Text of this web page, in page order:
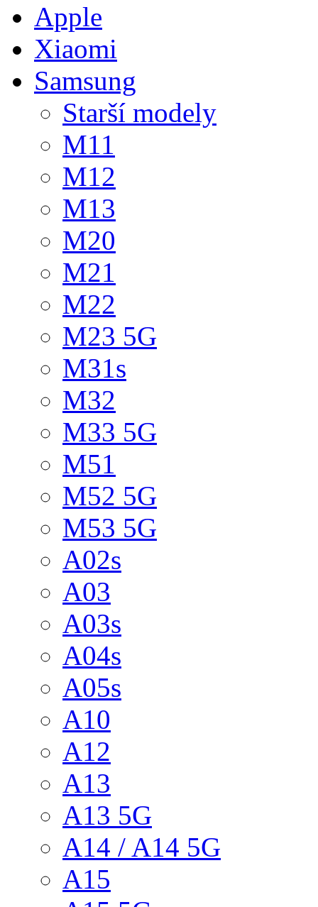
Apple
Xiaomi
Samsung
Starší modely
M11
M12
M13
M20
M21
M22
M23 5G
M31s
M32
M33 5G
M51
M52 5G
M53 5G
A02s
A03
A03s
A04s
A05s
A10
A12
A13
A13 5G
A14 / A14 5G
A15